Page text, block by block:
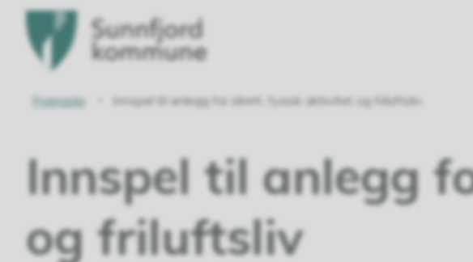
Sunnfjord
kommune
Du
her:
Framsida Innspel til anlegg for idrett, fysisk aktivitet og friluftsliv
Innspel til anlegg
og friluftsliv